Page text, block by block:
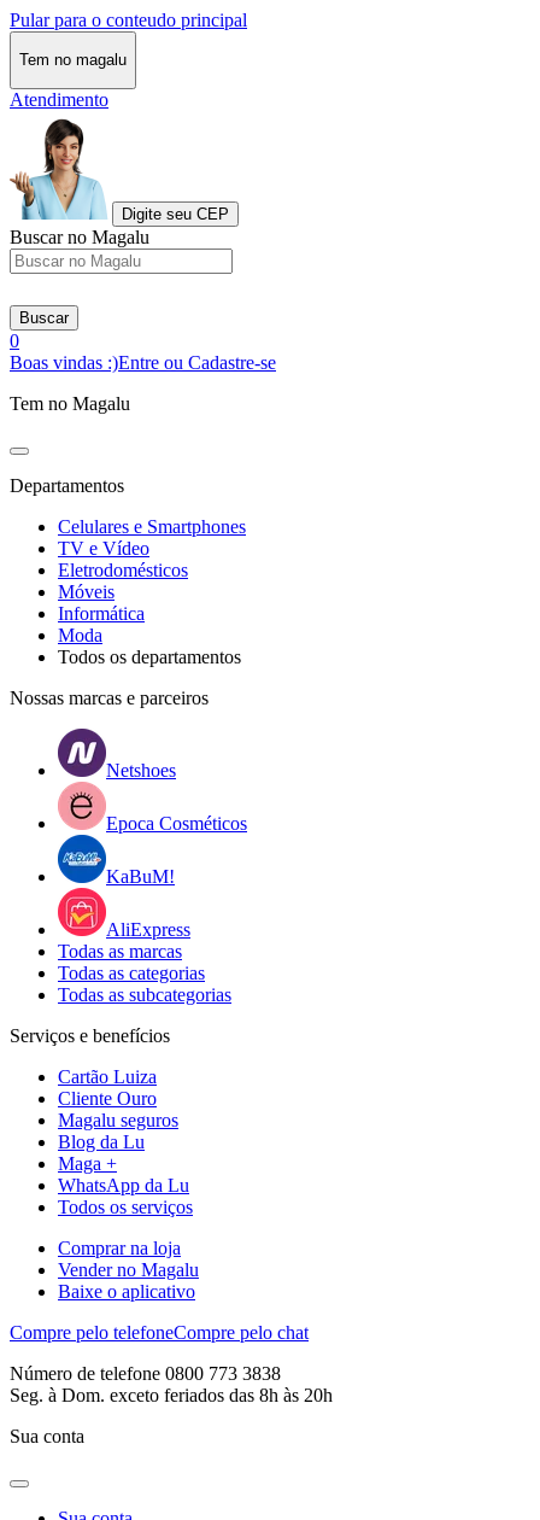
Pular para o conteudo principal
Tem no magalu
Atendimento
Digite seu CEP
Buscar no Magalu
Buscar
0
Boas vindas :)Entre ou Cadastre-se
Tem no Magalu
Departamentos
Celulares e Smartphones
TV e Vídeo
Eletrodomésticos
Móveis
Informática
Moda
Todos os departamentos
Nossas marcas e parceiros
Netshoes
Epoca Cosméticos
KaBuM!
AliExpress
Todas as marcas
Todas as categorias
Todas as subcategorias
Serviços e benefícios
Cartão Luiza
Cliente Ouro
Magalu seguros
Blog da Lu
Maga +
WhatsApp da Lu
Todos os serviços
Comprar na loja
Vender no Magalu
Baixe o aplicativo
Compre pelo telefoneCompre pelo chat
Número de telefone 0800 773 3838
Seg. à Dom. exceto feriados das 8h às 20h
Sua conta